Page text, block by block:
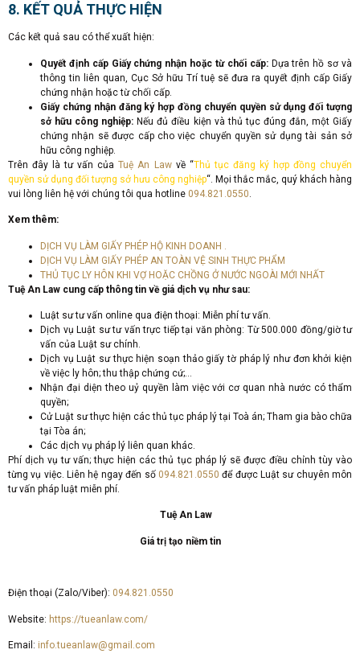
8. KẾT QUẢ THỰC HIỆN
Các kết quả sau có thể xuất hiện:
Quyết định cấp Giấy chứng nhận hoặc từ chối cấp:Dựa trên hồ sơ và
thông tin liên quan, Cục Sở hữu Trí tuệ sẽ đưa ra quyết định cấp Giấy
chứng nhận hoặc từ chối cấp.
Giấy chứng nhận đăng ký hợp đồng chuyển quyền sử dụng đối tượng
sở hữu công nghiệp: Nếu đủ điều kiện và thủ tục đúng đắn, một Giấy
chứng nhận sẽ được cấp cho việc chuyển quyền sử dụng tài sản sở
hữu công nghiệp.
Trên đây là tư vấn củaTuệ An Lawvề “Thủ tục đăng ký hợp đồng chuyển
quyền sử dụng đối tượng sở hưu công nghiệp“. Mọi thắc mắc, quý khách hàng
vui lòng liên hệ với chúng tôi qua hotline 094.821.0550
Xem thêm:
DỊCH VỤ LÀM GIẤY PHÉP HỘ KINH DOANH .
DỊCH VỤ LÀM GIẤY PHÉP AN TOÀN VỆ SINH THỰC PHẨM
THỦ TỤC LY HÔN KHI VỢ HOẶC CHỒNG Ở NƯỚC NGOÀI MỚI NHẤT
Tuệ An Law cung cấp thông tin về giá dịch vụ như sau:
Luật sư tư vấn online qua điện thoại: Miễn phí tư vấn.
Dịch vụ Luật sư tư vấn trực tiếp tại văn phòng: Từ 500.000 đồng/giờ tư
vấn của Luật sư chính.
Dịch vụ Luật sư thực hiện soạn thảo giấy tờ pháp lý như đơn khởi kiện
về việc ly hôn; thu thập chứng cứ;…
Nhận đại diện theo uỷ quyền làm việc với cơ quan nhà nước có thẩm
quyền;
Cử Luật sư thực hiện các thủ tục pháp lý tại Toà án; Tham gia bào chữa
tại Tòa án;
Các dịch vụ pháp lý liên quan khác.
Phí dịch vụ tư vấn; thực hiện các thủ tục pháp lý sẽ được điều chỉnh tùy vào
từng vụ việc. Liên hệ ngay đến số 094.821.0550 để được Luật sư chuyên môn
tư vấn pháp luật miễn phí.
Tuệ An Law
Giá trị tạo niềm tin
Điện thoại (Zalo/Viber): 094.821.0550
Website: https://tueanlaw.com/
Email: info.tueanlaw@gmail.com